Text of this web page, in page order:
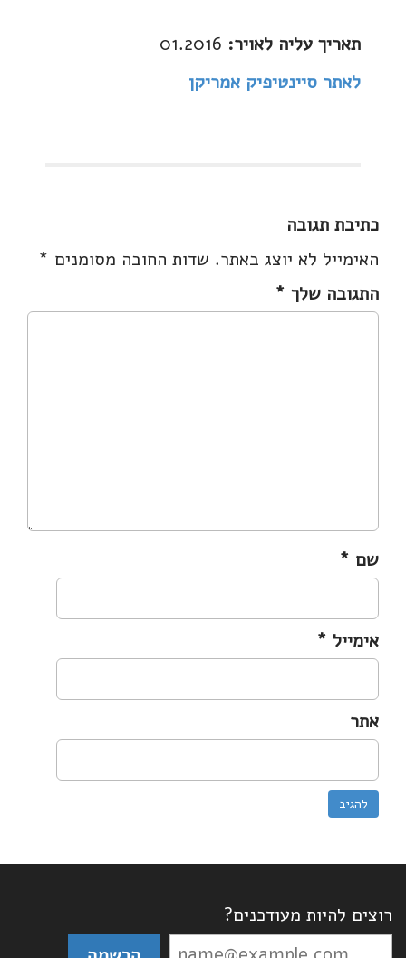
תאריך עליה לאויר:
לאתר סיינטיפיק אמריקן
כתיבת תגובה
האימייל לא יוצג באתר. שדות החובה מסומנים *
התגובה שלך *
שם *
אימייל *
אתר
רוצים להיות מעודכנים?